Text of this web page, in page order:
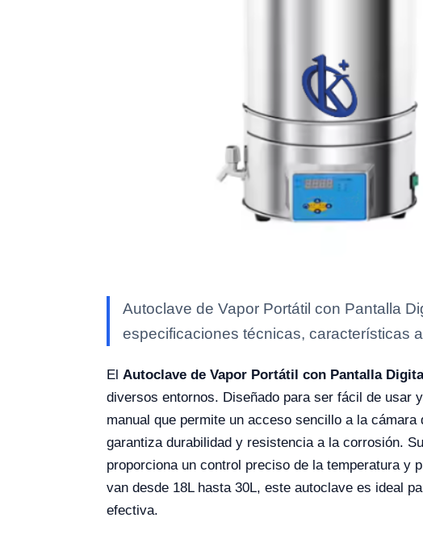
Autoclave de Vapor Portátil con Pantalla
especificaciones técnicas, características
El Autoclave de Vapor Portátil con Pantalla
diversos entornos. Diseñado para ser fácil de usar
manual que permite un acceso sencillo a la
garantiza durabilidad y resistencia a la corrosión.
proporciona un control preciso de la temperatura y
van desde 18L hasta 30L, este autoclave es ideal
efectiva.